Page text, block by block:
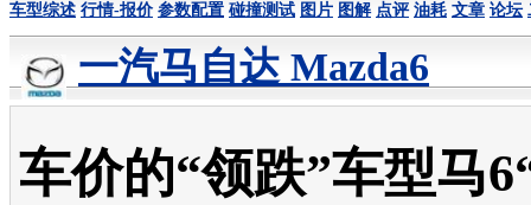
车型综述 行情-报价 参数配置 碰撞测试 图片 图解 点评 油耗 文章 论坛
一汽马自达 Mazda6
车价的“领跌”车型马